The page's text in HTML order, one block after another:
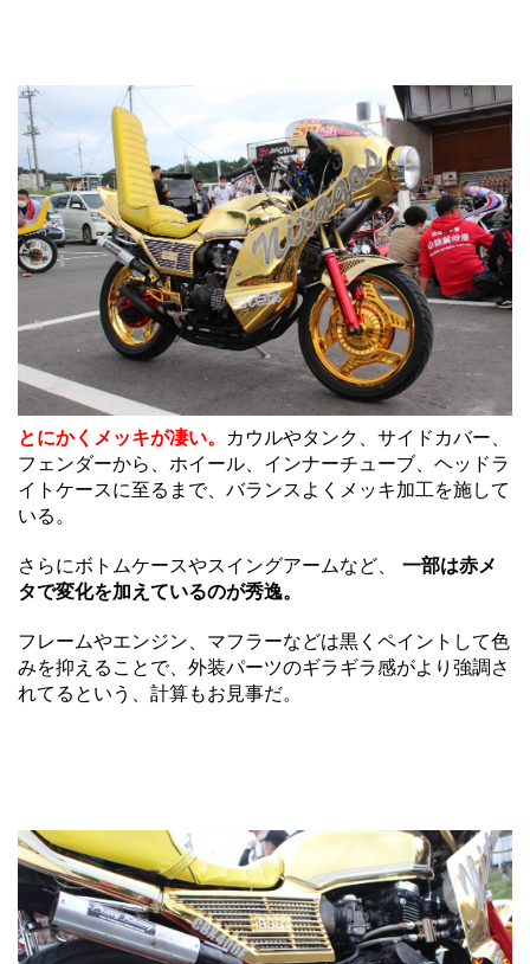
とにかくメッキが凄い。 カウルやタンク、サイドカバー、
フェンダーから、ホイール、インナーチューブ、ヘッドラ
イトケースに至るまで、バランスよくメッキ加工を施して
いる。
さらにボトムケースやスイングアームなど、 一部は赤メ
タで変化を加えているのが秀逸。
フレームやエンジン、マフラーなどは黒くペイントして色
みを抑えることで、外装パーツのギラギラ感がより強調さ
れてるという、計算もお見事だ。